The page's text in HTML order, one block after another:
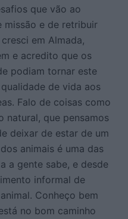
que vão ao
missão e de retribuir
em Almada,
e acredito que os
podiam tornar este
de vida aos
Falo de coisas como
natural, que pensamos
deixar de estar de um
animais é uma das
a gente sabe, e desde
informal de
Conheço bem
no bom caminho